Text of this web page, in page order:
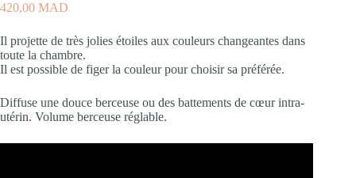
420,00 MAD
Il projette de très jolies étoiles aux couleurs changeantes dans
toute la chambre.
Il est possible de figer la couleur pour choisir sa préférée.
Diffuse une douce berceuse ou des battements de cœur intra-
utérin. Volume berceuse réglable.